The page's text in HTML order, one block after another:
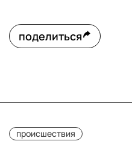
поделиться
происшествия